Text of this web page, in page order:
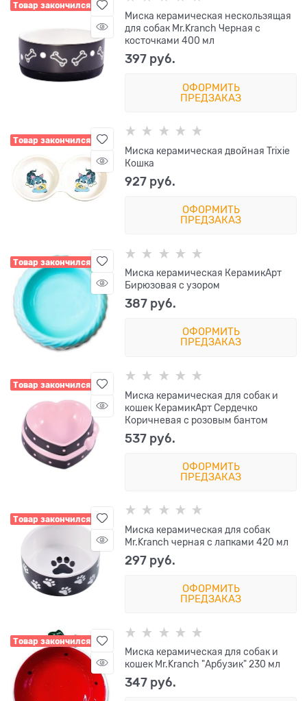
Товар закончился
Миска керамическая нескользящая
для собак Mr.Kranch Черная с
косточками 400 мл
397 руб.
ОФОРМИТЬ
ПРЕДЗАКАЗ
Товар закончился
Миска керамическая двойная Trixie
Кошка
927 руб.
ОФОРМИТЬ
ПРЕДЗАКАЗ
Товар закончился
Миска керамическая КерамикАрт
Бирюзовая с узором
387 руб.
ОФОРМИТЬ
ПРЕДЗАКАЗ
Товар закончился
Миска керамическая для собак и
кошек КерамикАрт Сердечко
Коричневая с розовым бантом
537 руб.
ОФОРМИТЬ
ПРЕДЗАКАЗ
Товар закончился
Миска керамическая для собак
Mr.Kranch черная с лапками 420 мл
297 руб.
ОФОРМИТЬ
ПРЕДЗАКАЗ
Товар закончился
Миска керамическая для собак и
кошек Mr.Kranch "Арбузик" 230 мл
347 руб.